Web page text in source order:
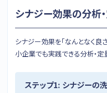
シナジー効果の分析
シナジー効果を「なんとなく良
小企業でも実践できる分析・定
ステップ1: シナジーの